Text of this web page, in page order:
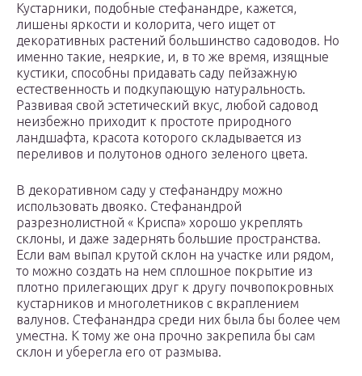
Кустарники, подобные стефанандре, кажется,
лишены яркости и колорита, чего ищет от
декоративных растений большинство садоводов. Но
именно такие, неяркие, и, в то же время, изящные
кустики, способны придавать саду пейзажную
естественность и подкупающую натуральность.
Развивая свой эстетический вкус, любой садовод
неизбежно приходит к простоте природного
ландшафта, красота которого складывается из
переливов и полутонов одного зеленого цвета.
В декоративном саду у стефанандру можно
использовать двояко. Стефанандрой
разрезнолистной « Криспа» хорошо укреплять
склоны, и даже задернять большие пространства.
Если вам выпал крутой склон на участке или рядом,
то можно создать на нем сплошное покрытие из
плотно прилегающих друг к другу почвопокровных
кустарников и многолетников с вкраплением
валунов. Стефанандра среди них была бы более чем
уместна. К тому же она прочно закрепила бы сам
склон и уберегла его от размыва.